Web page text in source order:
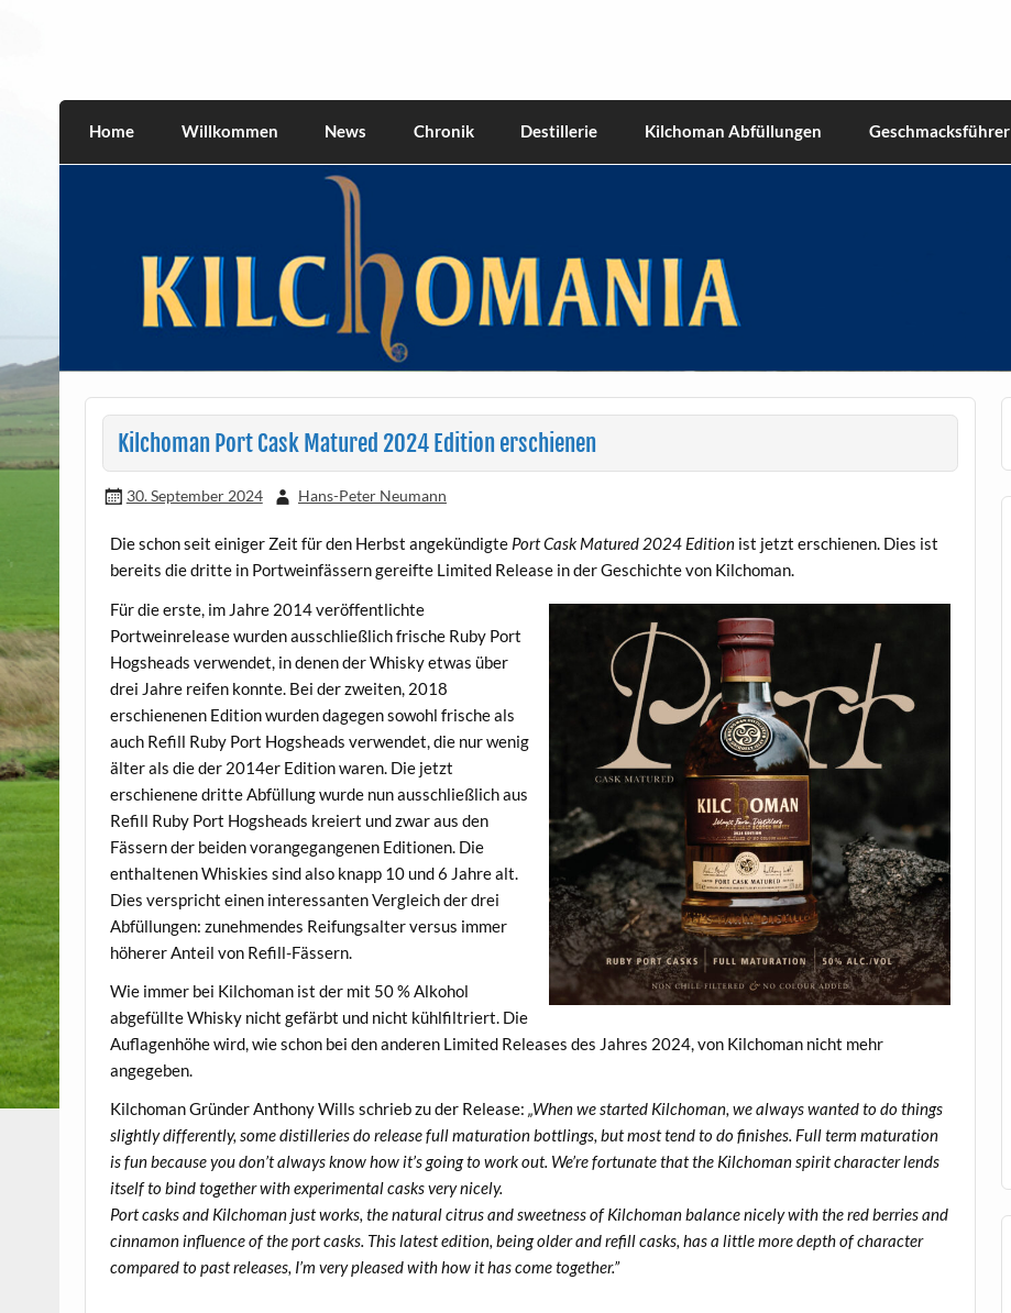
kilchomania.com
Home Willkommen News Chronik Destillerie Kilchoman Abfüllungen Geschmacksführer
Kilchoman Port Cask Matured 2024 Edition erschienen
30. September 2024 Hans-Peter Neumann
Die schon seit einiger Zeit für den Herbst angekündigte Port Cask Matured 2024 Edition ist jetzt erschienen. Dies ist
bereits die dritte in Portweinfässern gereifte Limited Release in der Geschichte von Kilchoman.
Für die erste, im Jahre 2014 veröffentlichte
Portweinrelease wurden ausschließlich frische Ruby Port
Hogsheads verwendet, in denen der Whisky etwas über
drei Jahre reifen konnte. Bei der zweiten, 2018
erschienenen Edition wurden dagegen sowohl frische als
auch Refill Ruby Port Hogsheads verwendet, die nur wenig
älter als die der 2014er Edition waren. Die jetzt
erschienene dritte Abfüllung wurde nun ausschließlich aus
Refill Ruby Port Hogsheads kreiert und zwar aus den
Fässern der beiden vorangegangenen Editionen. Die
enthaltenen Whiskies sind also knapp 10 und 6 Jahre alt.
Dies verspricht einen interessanten Vergleich der drei
Abfüllungen: zunehmendes Reifungsalter versus immer
höherer Anteil von Refill-Fässern.
Wie immer bei Kilchoman ist der mit 50 % Alkohol
abgefüllte Whisky nicht gefärbt und nicht kühlfiltriert. Die
Auflagenhöhe wird, wie schon bei den anderen Limited Releases des Jahres 2024, von Kilchoman nicht mehr
angegeben.
Kilchoman Gründer Anthony Wills schrieb zu der Release:„When we started Kilchoman, we always wanted to do things
slightly differently, some distilleries do release full maturation bottlings, but most tend to do finishes. Full term maturation
is fun because you don’t always know how it’s going to work out. We’re fortunate that the Kilchoman spirit character lends
itself to bind together with experimental casks very nicely.
Port casks and Kilchoman just works, the natural citrus and sweetness of Kilchoman balance nicely with the red berries and
cinnamon influence of the port casks. This latest edition, being older and refill casks, has a little more depth of character
compared to past releases, I’m very pleased with how it has come together.”